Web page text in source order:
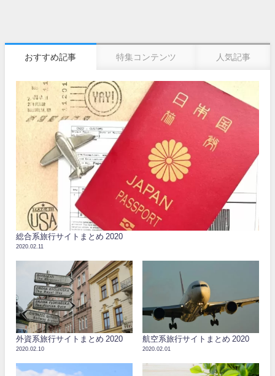
おすすめ記事 特集コンテンツ 人気記事
総合系旅行サイトまとめ 2020
2020.02.11
外資系旅行サイトまとめ 2020
2020.02.10
航空系旅行サイトまとめ 2020
2020.02.01